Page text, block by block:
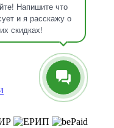
Напишите что
и я расскажу о
скидках!